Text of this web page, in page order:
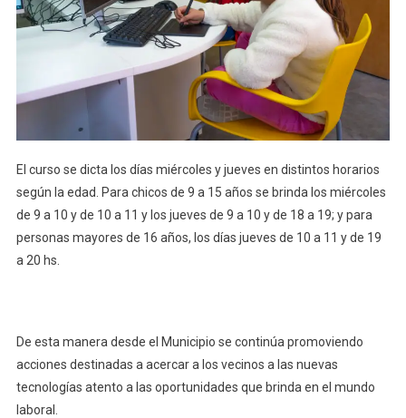
El curso se dicta los días miércoles y jueves en distintos horarios
según la edad. Para chicos de 9 a 15 años se brinda los miércoles
de 9 a 10 y de 10 a 11 y los jueves de 9 a 10 y de 18 a 19; y para
personas mayores de 16 años, los días jueves de 10 a 11 y de 19
a 20 hs.
De esta manera desde el Municipio se continúa promoviendo
acciones destinadas a acercar a los vecinos a las nuevas
tecnologías atento a las oportunidades que brinda en el mundo
laboral.